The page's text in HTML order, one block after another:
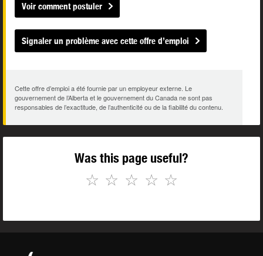
Voir comment postuler
Signaler un problème avec cette offre d’emploi
Cette offre d’emploi a été fournie par un employeur externe. Le
gouvernement de l’Alberta et le gouvernement du Canada ne sont pas
responsables de l’exactitude, de l’authenticité ou de la fiabilité du contenu.
Was this page useful?
☆
☆
☆
☆
☆